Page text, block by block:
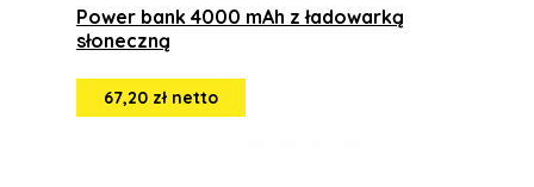
Power bank 4000 mAh z ładowarką
słoneczną
67,20 zł netto